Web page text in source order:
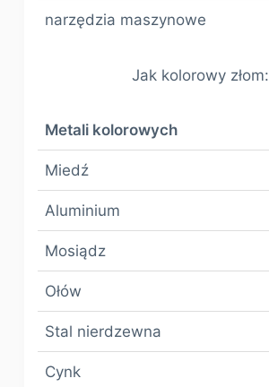
narzędzia maszynowe
Jak kolorowy złom:
Metali kolorowych
Miedź
Aluminium
Mosiądz
Ołów
Stal nierdzewna
Cynk